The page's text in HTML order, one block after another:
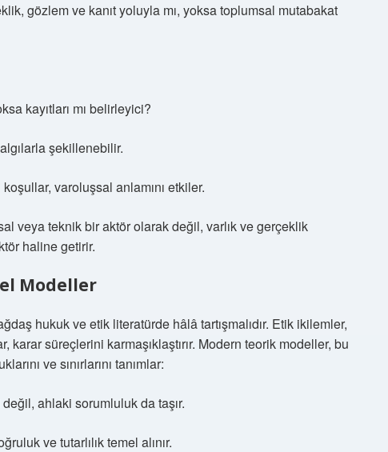
gözlem ve kanıt yoluyla mı, yoksa toplumsal mutabakat
kayıtları mı belirleyici?
şekillenebilir.
varoluşsal anlamını etkiler.
veya teknik bir aktör olarak değil, varlık ve gerçeklik
haline getirir.
Modeller
hukuk ve etik literatürde hâlâ tartışmalıdır. Etik ikilemler,
süreçlerini karmaşıklaştırır. Modern teorik modeller, bu
ve sınırlarını tanımlar:
ahlaki sorumluluk da taşır.
ve tutarlılık temel alınır.